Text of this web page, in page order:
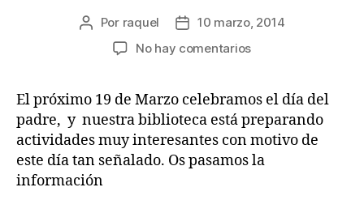
Autor
Por raquel
Fecha10 marzo, 2014
No hay comentariosen
del
padre
El próximo 19 de Marzo celebramos el día del
padre, y nuestra biblioteca está preparando
actividades muy interesantes con motivo de
este día tan señalado. Os pasamos la
información